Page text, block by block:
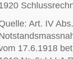
Art. IV
17.6.1918